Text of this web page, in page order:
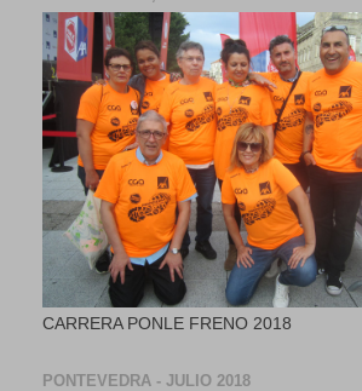
CARRERA PONLE FRENO 2018
PONTEVEDRA - JULIO 2018